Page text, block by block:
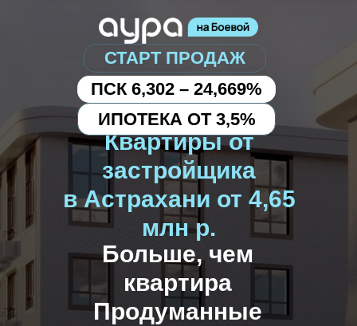
Больше, чем
квартира
Продуманные
Квартиры от
застройщика
в Астрахани от 4,65
млн р.
СТАРТ ПРОДАЖ
ИПОТЕКА ОТ 3,5%
ПСК 6,302 – 24,669%